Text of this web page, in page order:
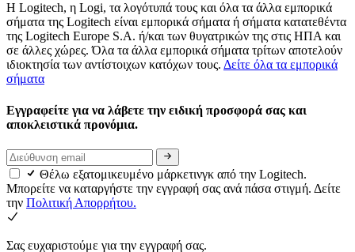
Η Logitech, η Logi, τα λογότυπά τους και όλα τα άλλα εμπορικά
σήματα της Logitech είναι εμπορικά σήματα ή σήματα κατατεθέντα
της Logitech Europe S.A. ή/και των θυγατρικών της στις ΗΠΑ και
σε άλλες χώρες. Όλα τα άλλα εμπορικά σήματα τρίτων αποτελούν
ιδιοκτησία των αντίστοιχων κατόχων τους. Δείτε όλα τα εμπορικά
σήματα
Εγγραφείτε για να λάβετε την ειδική προσφορά σας και
αποκλειστικά προνόμια.
Θέλω εξατομικευμένο μάρκετινγκ από την Logitech.
Μπορείτε να καταργήστε την εγγραφή σας ανά πάσα στιγμή. Δείτε
την Πολιτική Απορρήτου.
Σας ευχαριστούμε για την εγγραφή σας.